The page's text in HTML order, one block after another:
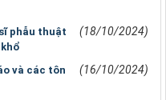
phẫu thuật
(18/10/2024)
và các tôn
(16/10/2024)